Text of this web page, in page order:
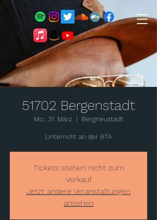
51702 Bergenstadt
Mo., 31. März
  |
Bergneustadt
Unterricht an der BTA
Tickets stehen nicht zum
Verkauf
Jetzt andere Veranstaltungen
ansehen